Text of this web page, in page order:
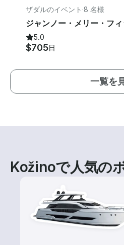
ザダルのイベント ·8 名様
5.0
$705日
一覧を
Kožinoで人気の